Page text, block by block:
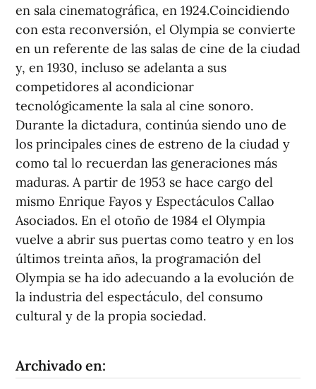
en sala cinematográfica, en 1924.Coincidiendo
con esta reconversión, el Olympia se convierte
en un referente de las salas de cine de la ciudad
y, en 1930, incluso se adelanta a sus
competidores al acondicionar
tecnológicamente la sala al cine sonoro.
Durante la dictadura, continúa siendo uno de
los principales cines de estreno de la ciudad y
como tal lo recuerdan las generaciones más
maduras. A partir de 1953 se hace cargo del
mismo Enrique Fayos y Espectáculos Callao
Asociados. En el otoño de 1984 el Olympia
vuelve a abrir sus puertas como teatro y en los
últimos treinta años, la programación del
Olympia se ha ido adecuando a la evolución de
la industria del espectáculo, del consumo
cultural y de la propia sociedad.
Archivado en: